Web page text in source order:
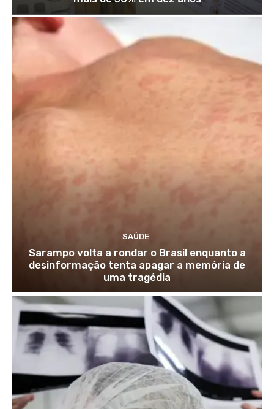
SAÚDE
Sarampo volta a rondar o Brasil enquanto a
desinformação tenta apagar a memória de
uma tragédia